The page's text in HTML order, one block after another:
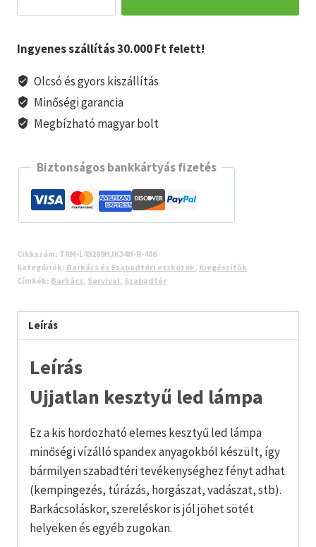
led
mennyiség
Ingyenes szállítás 30.000 Ft felett!
Olcsó és gyors kiszállítás
Minőségi garancia
Megbízható magyar bolt
Biztonságos bankkártyás fizetés
Cikkszám: TRM-L43289HJK34H-R-486
Kategóriák: Barkács és Szabadtéri eszközök Kiegészítők
Címkék: Barkács Survival Szabadtér
Leírás
Leírás
Ujjatlan kesztyű led lámpa
Ez a kis hordozható elemes kesztyű led lámpa
minőségi vízálló spandex anyagokból készült, így
bármilyen szabadtéri tevékenységhez fényt adhat
(kempingezés, túrázás, horgászat, vadászat, stb).
Barkácsoláskor, szereléskor is jól jöhet sötét
helyeken és egyéb zugokan.